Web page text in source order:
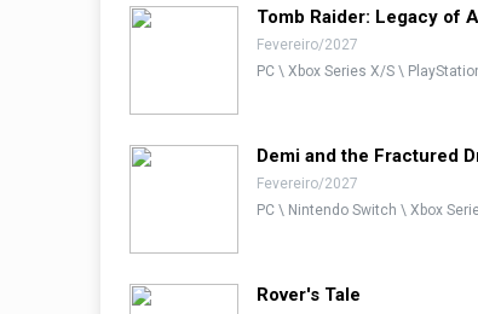
Tomb Raider: Legacy of
Fevereiro/2027
PC \ Xbox Series X/S \
Demi and the Fractured
Fevereiro/2027
PC \ Nintendo Switch \ Xbox
Rover's Tale